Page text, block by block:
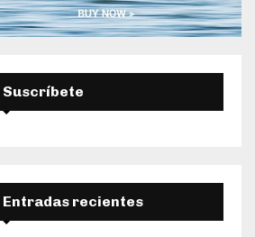
Suscríbete
Entradas recientes